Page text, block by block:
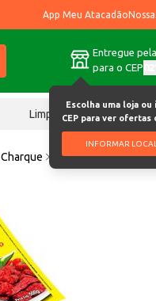
App Meu Atacadão
Entregue
para o CEP
Escolha uma loja ou
CEP para ver ofertas
INFORMAR
Limpeza
Charque Jerked Beef